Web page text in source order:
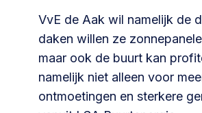
VvE de Aak wil namelijk de
daken willen ze
maar ook de buurt kan
namelijk niet alleen voor
ontmoetingen en sterkere